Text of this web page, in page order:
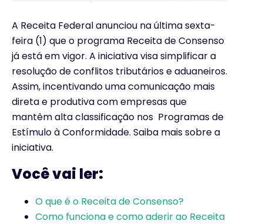
A Receita Federal anunciou na última sexta-
feira (1) que o programa Receita de Consenso
já está em vigor. A iniciativa visa simplificar a
resolução de conflitos tributários e aduaneiros.
Assim, incentivando uma comunicação mais
direta e produtiva com empresas que
mantêm alta classificação nos Programas de
Estímulo à Conformidade. Saiba mais sobre a
iniciativa.
Você vai ler:
O que é o Receita de Consenso?
Como funciona e como aderir ao Receita